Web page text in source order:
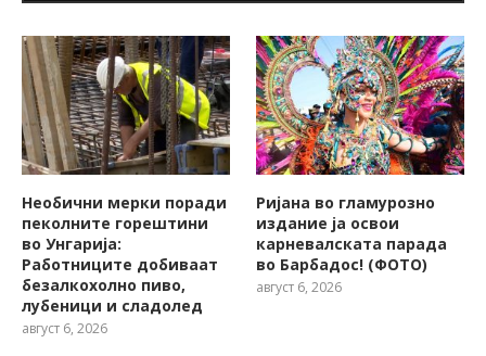
Необични мерки поради
пеколните горештини
во Унгарија:
Работниците добиваат
безалкохолно пиво,
лубеници и сладолед
август 6, 2026
Ријана во гламурозно
издание ја освои
карневалската парада
во Барбадос! (ФОТО)
август 6, 2026